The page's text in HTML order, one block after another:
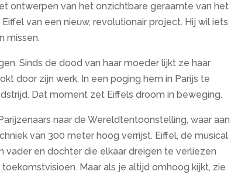
ontwerpen van het onzichtbare geraamte van het
van een nieuw, revolutionair project. Hij wil iets
missen.
Sinds de dood van haar moeder lijkt ze haar
door zijn werk. In een poging hem in Parijs te
Dat moment zet Eiffels droom in beweging.
naar de Wereldtentoonstelling, waar aan
van 300 meter hoog verrijst. Eiffel, de musical
en dochter die elkaar dreigen te verliezen
Maar als je altijd omhoog kijkt, zie